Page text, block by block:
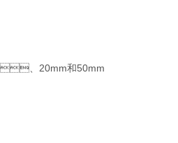
、20mm和50mm